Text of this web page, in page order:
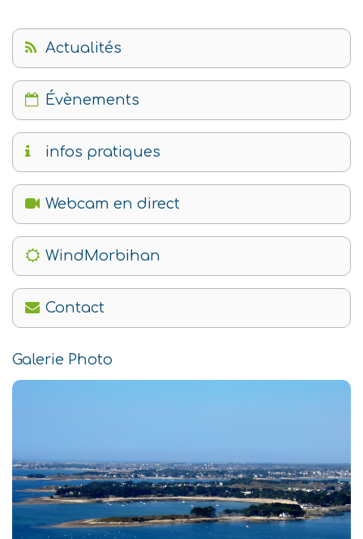
Actualités
Évènements
infos pratiques
Webcam en direct
WindMorbihan
Contact
Galerie Photo